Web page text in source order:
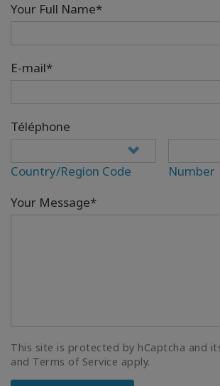
Your Full Name*
E-mail*
Téléphone
Country/Region Code
Number
Your Message*
This site is protected by hCaptcha and
and Terms of Service apply.